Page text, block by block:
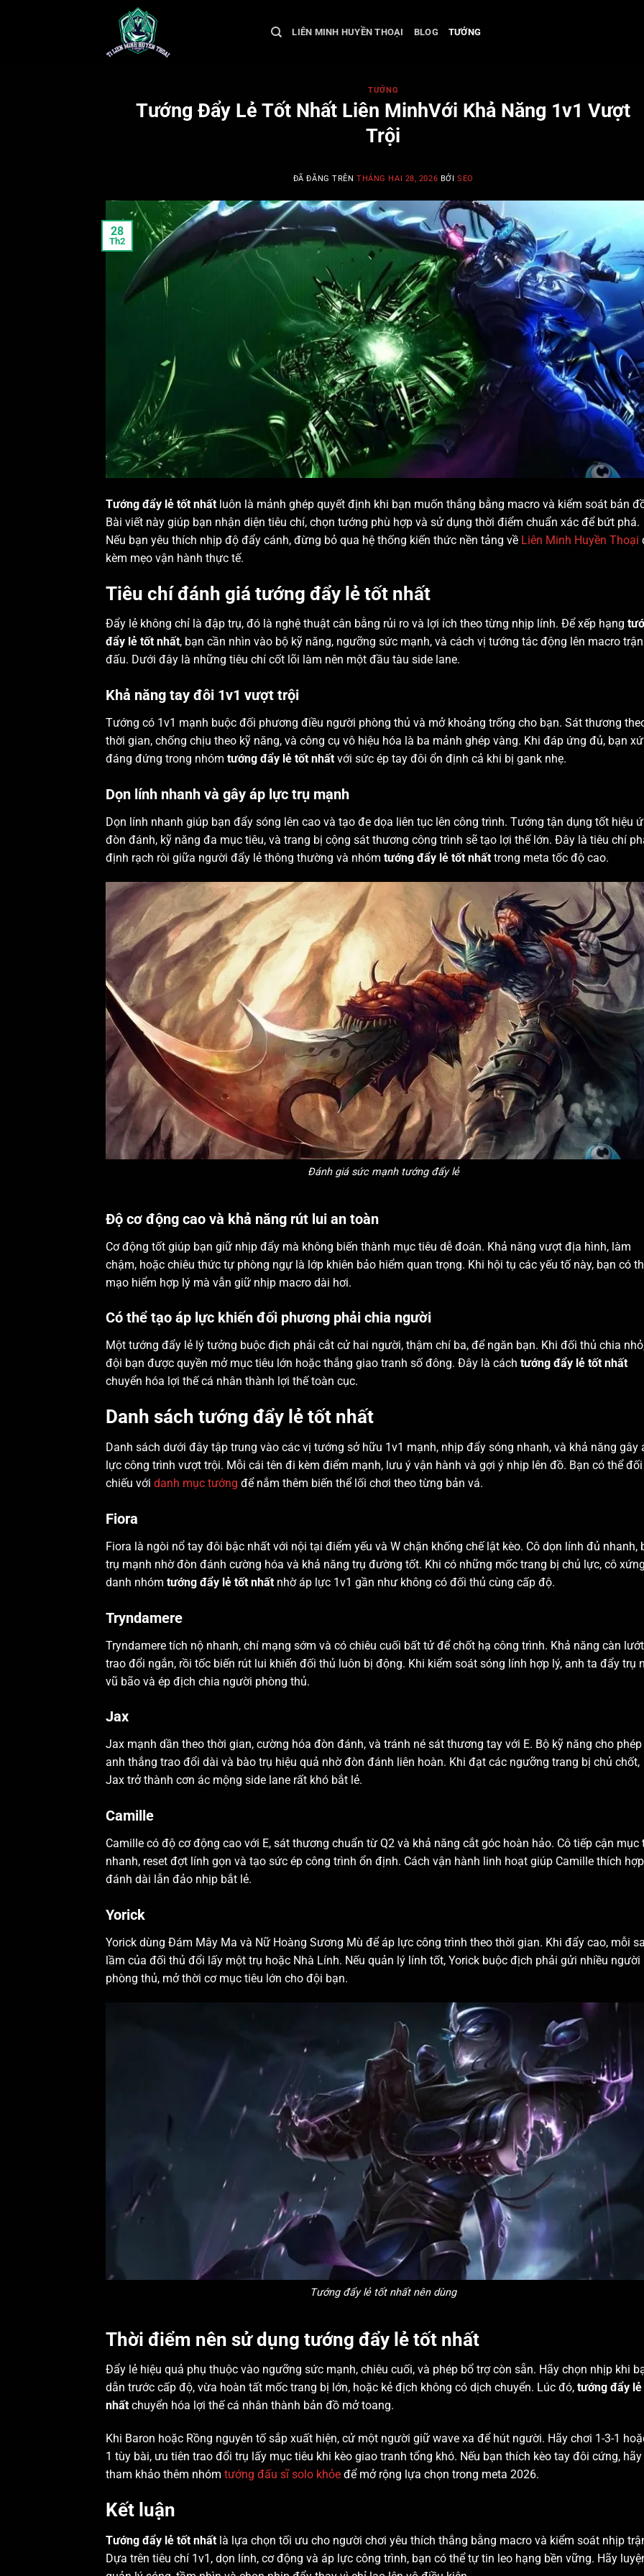
LIÊN MINH HUYỀN THOẠI BLOG TƯỚNG
TƯỚNG
Tướng Đẩy Lẻ Tốt Nhất Liên MinhVới Khả Năng 1v1 Vượt
Trội
ĐÃ ĐĂNG TRÊNTHÁNG HAI 28, 2026 BỞI SEO
28
Th2
Tướng đẩy lẻ tốt nhất luôn là mảnh ghép quyết định khi bạn muốn thắng bằng macro và kiểm soát bản
Bài viết này giúp bạn nhận diện tiêu chí, chọn tướng phù hợp và sử dụng thời điểm chuẩn xác để bứt phá.
Nếu bạn yêu thích nhịp độ đẩy cánh, đừng bỏ qua hệ thống kiến thức nền tảng về Liên Minh Huyền Thoại
kèm mẹo vận hành thực tế.
Tiêu chí đánh giá tướng đẩy lẻ tốt nhất
Đẩy lẻ không chỉ là đập trụ, đó là nghệ thuật cân bằng rủi ro và lợi ích theo từng nhịp lính. Để xếp hạng
đẩy lẻ tốt nhất, bạn cần nhìn vào bộ kỹ năng, ngưỡng sức mạnh, và cách vị tướng tác động lên macro trận
đấu. Dưới đây là những tiêu chí cốt lõi làm nên một đầu tàu side lane.
Khả năng tay đôi 1v1 vượt trội
Tướng có 1v1 mạnh buộc đối phương điều người phòng thủ và mở khoảng trống cho bạn. Sát thương
thời gian, chống chịu theo kỹ năng, và công cụ vô hiệu hóa là ba mảnh ghép vàng. Khi đáp ứng đủ, bạn
đáng đứng trong nhóm tướng đẩy lẻ tốt nhất với sức ép tay đôi ổn định cả khi bị gank nhẹ.
Dọn lính nhanh và gây áp lực trụ mạnh
Dọn lính nhanh giúp bạn đẩy sóng lên cao và tạo đe dọa liên tục lên công trình. Tướng tận dụng tốt hiệu
đòn đánh, kỹ năng đa mục tiêu, và trang bị cộng sát thương công trình sẽ tạo lợi thế lớn. Đây là tiêu chí
định rạch ròi giữa người đẩy lẻ thông thường và nhóm tướng đẩy lẻ tốt nhất trong meta tốc độ cao.
Đánh giá sức mạnh tướng đẩy lẻ
Độ cơ động cao và khả năng rút lui an toàn
Cơ động tốt giúp bạn giữ nhịp đẩy mà không biến thành mục tiêu dễ đoán. Khả năng vượt địa hình, làm
chậm, hoặc chiêu thức tự phòng ngự là lớp khiên bảo hiểm quan trọng. Khi hội tụ các yếu tố này, bạn có
mạo hiểm hợp lý mà vẫn giữ nhịp macro dài hơi.
Có thể tạo áp lực khiến đối phương phải chia người
Một tướng đẩy lẻ lý tưởng buộc địch phải cắt cử hai người, thậm chí ba, để ngăn bạn. Khi đối thủ chia
đội bạn được quyền mở mục tiêu lớn hoặc thắng giao tranh số đông. Đây là cách tướng đẩy lẻ tốt nhất
chuyển hóa lợi thế cá nhân thành lợi thế toàn cục.
Danh sách tướng đẩy lẻ tốt nhất
Danh sách dưới đây tập trung vào các vị tướng sở hữu 1v1 mạnh, nhịp đẩy sóng nhanh, và khả năng gây
lực công trình vượt trội. Mỗi cái tên đi kèm điểm mạnh, lưu ý vận hành và gợi ý nhịp lên đồ. Bạn có thể đối
chiếu với danh mục tướng để nắm thêm biến thể lối chơi theo từng bản vá.
Fiora
Fiora là ngòi nổ tay đôi bậc nhất với nội tại điểm yếu và W chặn khống chế lật kèo. Cô dọn lính đủ nhanh,
trụ mạnh nhờ đòn đánh cường hóa và khả năng trụ đường tốt. Khi có những mốc trang bị chủ lực, cô
danh nhóm tướng đẩy lẻ tốt nhất nhờ áp lực 1v1 gần như không có đối thủ cùng cấp độ.
Tryndamere
Tryndamere tích nộ nhanh, chí mạng sớm và có chiêu cuối bất tử để chốt hạ công trình. Khả năng càn
trao đổi ngắn, rồi tốc biến rút lui khiến đối thủ luôn bị động. Khi kiểm soát sóng lính hợp lý, anh ta đẩy trụ
vũ bão và ép địch chia người phòng thủ.
Jax
Jax mạnh dần theo thời gian, cường hóa đòn đánh, và tránh né sát thương tay với E. Bộ kỹ năng cho phép
anh thắng trao đổi dài và bào trụ hiệu quả nhờ đòn đánh liên hoàn. Khi đạt các ngưỡng trang bị chủ chốt,
Jax trở thành cơn ác mộng side lane rất khó bắt lẻ.
Camille
Camille có độ cơ động cao với E, sát thương chuẩn từ Q2 và khả năng cắt góc hoàn hảo. Cô tiếp cận mục
nhanh, reset đợt lính gọn và tạo sức ép công trình ổn định. Cách vận hành linh hoạt giúp Camille thích
đánh dài lẫn đảo nhịp bắt lẻ.
Yorick
Yorick dùng Đám Mây Ma và Nữ Hoàng Sương Mù để áp lực công trình theo thời gian. Khi đẩy cao, mỗi
lầm của đối thủ đổi lấy một trụ hoặc Nhà Lính. Nếu quản lý lính tốt, Yorick buộc địch phải gửi nhiều người
phòng thủ, mở thời cơ mục tiêu lớn cho đội bạn.
Tướng đẩy lẻ tốt nhất nên dùng
Thời điểm nên sử dụng tướng đẩy lẻ tốt nhất
Đẩy lẻ hiệu quả phụ thuộc vào ngưỡng sức mạnh, chiêu cuối, và phép bổ trợ còn sẵn. Hãy chọn nhịp khi
dẫn trước cấp độ, vừa hoàn tất mốc trang bị lớn, hoặc kẻ địch không có dịch chuyển. Lúc đó, tướng đẩy
nhất chuyển hóa lợi thế cá nhân thành bản đồ mở toang.
Khi Baron hoặc Rồng nguyên tố sắp xuất hiện, cử một người giữ wave xa để hút người. Hãy chơi 1-3-1
1 tùy bài, ưu tiên trao đổi trụ lấy mục tiêu khi kèo giao tranh tổng khó. Nếu bạn thích kèo tay đôi cứng, hãy
tham khảo thêm nhóm tướng đấu sĩ solo khỏe để mở rộng lựa chọn trong meta 2026.
Kết luận
Tướng đẩy lẻ tốt nhất là lựa chọn tối ưu cho người chơi yêu thích thắng bằng macro và kiểm soát nhịp
Dựa trên tiêu chí 1v1, dọn lính, cơ động và áp lực công trình, bạn có thể tự tin leo hạng bền vững. Hãy